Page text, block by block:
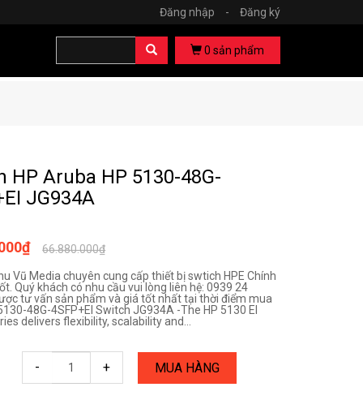
Đăng nhập - Đăng ký
0 sản phẩm
HP Aruba HP 5130-48G-
JG934A
66.880.000₫
Vũ Media chuyên cung cấp thiết bị swtich HPE Chính
Quý khách có nhu cầu vui lòng liên hệ: 0939 24
tư vấn sản phẩm và giá tốt nhất tại thời điểm mua
48G-4SFP+EI Switch JG934A -The HP 5130 EI
delivers flexibility, scalability and...
- + MUA HÀNG